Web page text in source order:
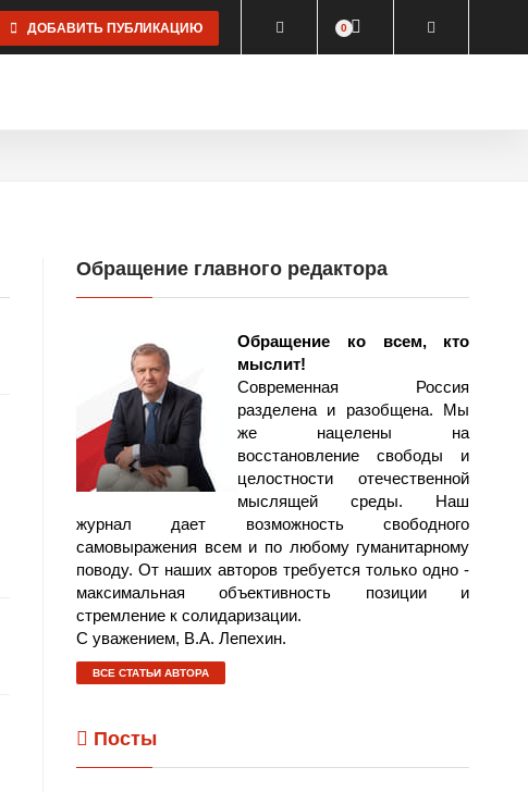
0
ДОБАВИТЬ ПУБЛИКАЦИЮ
Обращение главного редактора
Обращение ко всем, кто
мыслит!
Современная Россия
разделена и разобщена. Мы
же нацелены на
восстановление свободы и
целостности отечественной
мыслящей среды. Наш
журнал дает возможность свободного
самовыражения всем и по любому гуманитарному
поводу. От наших авторов требуется только одно -
максимальная объективность позиции и
стремление к солидаризации.
С уважением, В.А. Лепехин.
ВСЕ СТАТЬИ АВТОРА
Посты